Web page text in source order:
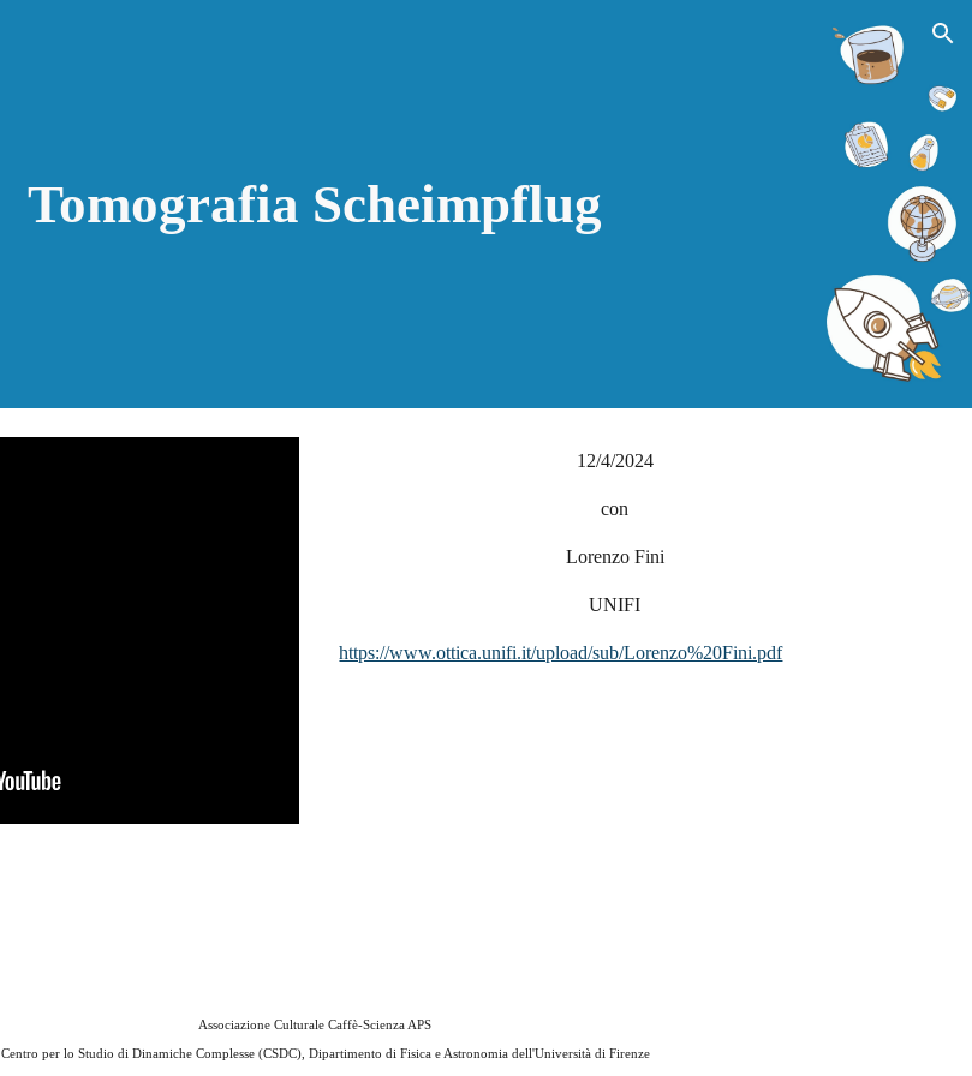
Tomografia Scheimpflug
12/4/2024
con
Lorenzo Fini
UNIFI
https://www.ottica.unifi.it/upload/sub/Lorenzo%20Fini.pdf
Associazione Culturale Caffè-Scienza APS
Centro per lo Studio di Dinamiche Complesse (CSDC), Dipartimento di Fisica e Astronomia dell'Università di Firenze